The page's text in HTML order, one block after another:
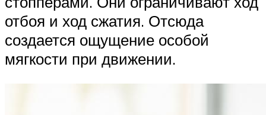
отбоя и ход сжатия. Отсюда
создается ощущение особой
мягкости при движении.